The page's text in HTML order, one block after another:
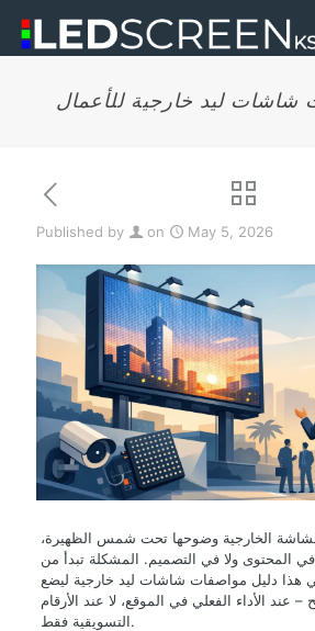
شاشات ليد خارجية للأعمال
Published by on May 5, 2026
الخارجية وضوحها تحت شمس الظهيرة،
المحتوى ولا في التصميم. المشكلة تبدأ من
هذا دليل مواصفات شاشات ليد خارجية ليضع
عند الأداء الفعلي في الموقع، لا عند الأرقام
التسويقية فقط.